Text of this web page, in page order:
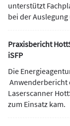
unterstützt
bei der
Praxisbericht
iSFP
Die
Anwenderbericht
Laserscanner
zum Einsatz kam.